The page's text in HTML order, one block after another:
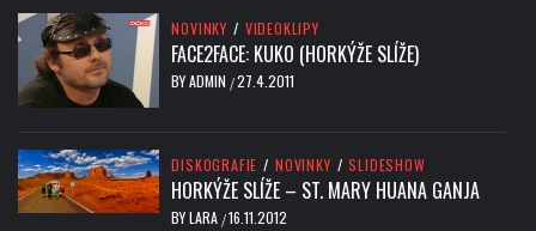
NOVINKY / VIDEOKLIPY
FACE2FACE: KUKO (HORKÝŽE SLÍŽE)
BYADMIN /27.4.2011
DISKOGRAFIE / NOVINKY / SLIDESHOW
HORKÝŽE SLÍŽE – ST. MARY HUANA GANJA
BYLARA /16.11.2012